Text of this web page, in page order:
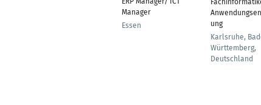
Manager
Essen
ung
Karlsruhe,
Württemberg,
Deutschland